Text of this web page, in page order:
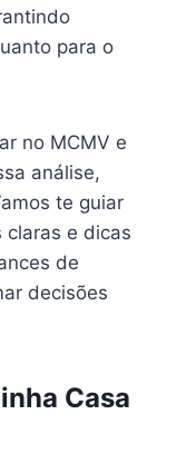
para o
no MCMV e
análise,
te guiar
claras e dicas
de
decisões
Casa